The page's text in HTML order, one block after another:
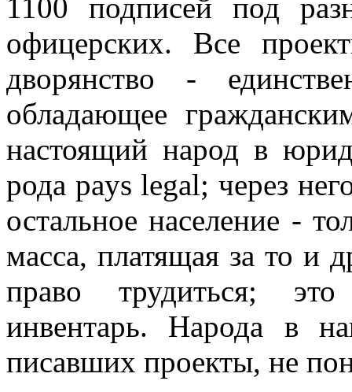
1100 подписей под
офицерских. Все
дворянство -
обладающее
настоящий народ в
рода pays legal; через
остальное население -
масса, платящая за то и
право трудиться;
инвентарь. Народа в
писавших проекты, не